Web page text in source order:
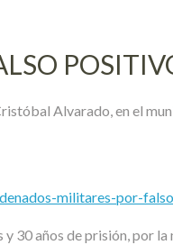
Alvarado, en el
militares-por-
30 años de prisión, por